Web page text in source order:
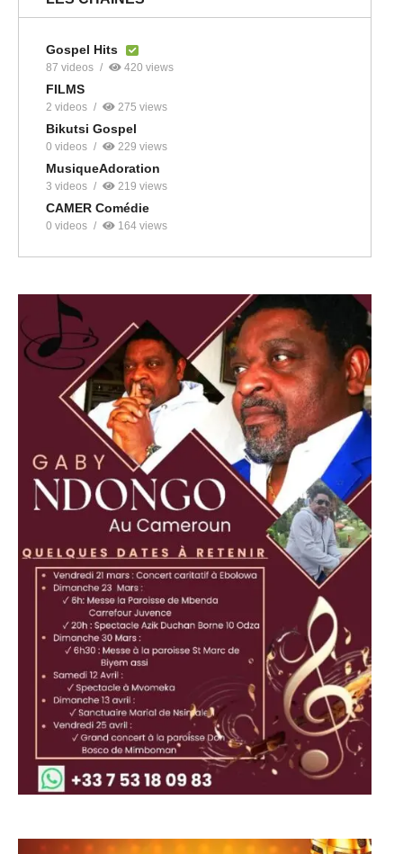
Gospel Hits
87 videos 420 views
FILMS
2 videos 275 views
Bikutsi Gospel
0 videos 229 views
MusiqueAdoration
3 videos 219 views
CAMER Comédie
0 videos 164 views